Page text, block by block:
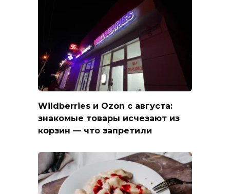
Wildberries и Ozon с августа:
знакомые товары исчезают из
корзин — что запретили